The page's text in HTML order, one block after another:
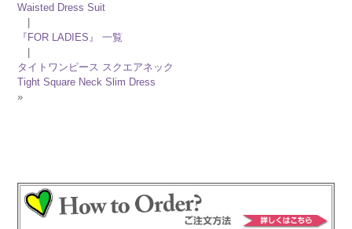
Waisted Dress Suit
『FOR LADIES』 一覧
タイトワンピース スクエアネック
Tight Square Neck Slim Dress
»